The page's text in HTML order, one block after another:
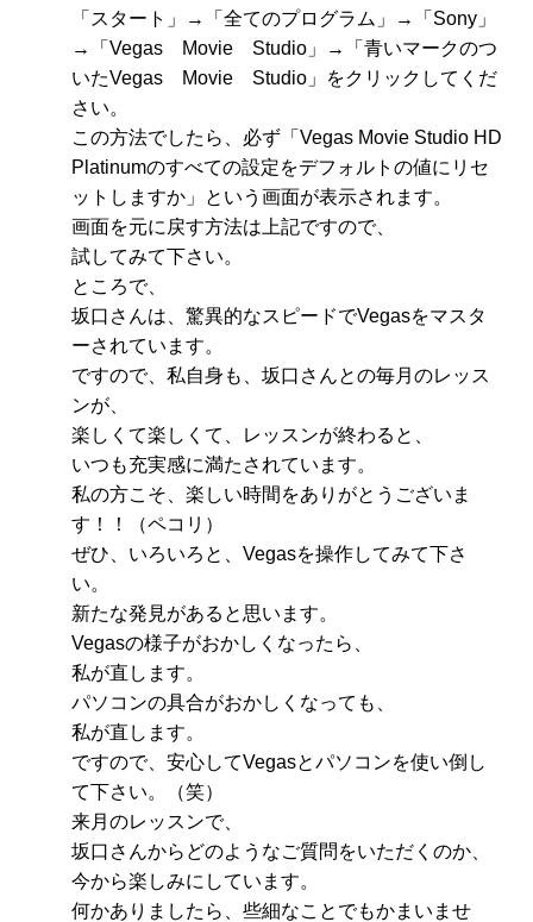
「スタート」→「全てのプログラム」→「Sony」
→「Vegas Movie Studio」→「青いマークのつ
いたVegas Movie Studio」をクリックしてくだ
さい。
この方法でしたら、必ず「Vegas Movie Studio HD
Platinumのすべての設定をデフォルトの値にリセ
ットしますか」という画面が表示されます。
画面を元に戻す方法は上記ですので、
試してみて下さい。
ところで、
坂口さんは、驚異的なスピードでVegasをマスタ
ーされています。
ですので、私自身も、坂口さんとの毎月のレッス
ンが、
楽しくて楽しくて、レッスンが終わると、
いつも充実感に満たされています。
私の方こそ、楽しい時間をありがとうございま
す！！（ペコリ）
ぜひ、いろいろと、Vegasを操作してみて下さ
い。
新たな発見があると思います。
Vegasの様子がおかしくなったら、
私が直します。
パソコンの具合がおかしくなっても、
私が直します。
ですので、安心してVegasとパソコンを使い倒し
て下さい。（笑）
来月のレッスンで、
坂口さんからどのようなご質問をいただくのか、
今から楽しみにしています。
何かありましたら、些細なことでもかまいませ